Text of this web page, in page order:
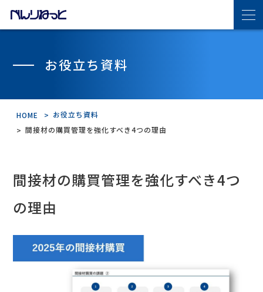
べんりねっとの特長
サービス・機能紹介
機能紹介
導入事例
お役立ち資料
HOME
お役立ち資料
間接材の購買管理を強化すべき4つの理由
間接材の購買管理を強化すべき4つ
の理由